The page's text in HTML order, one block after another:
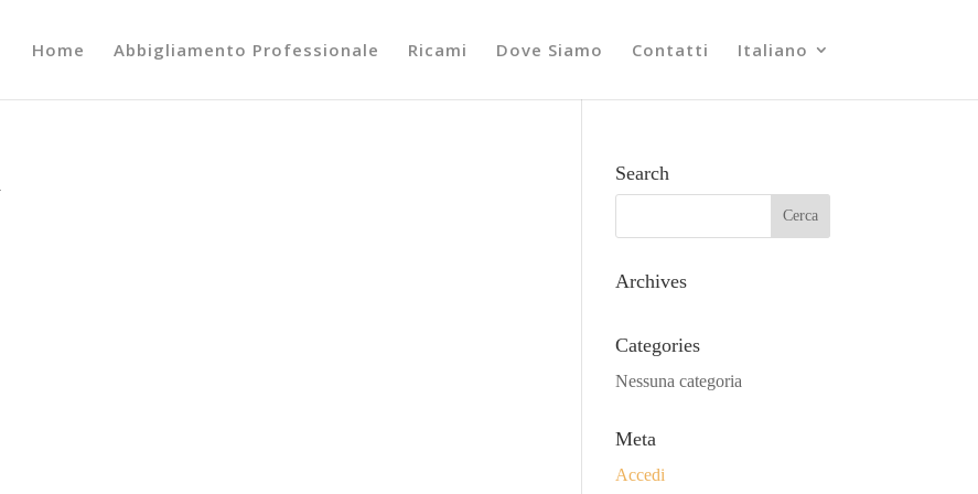
Home Abbigliamento Professionale Ricami Dove Siamo Contatti Italiano
Search
Archives
Categories
Nessuna categoria
Meta
Accedi